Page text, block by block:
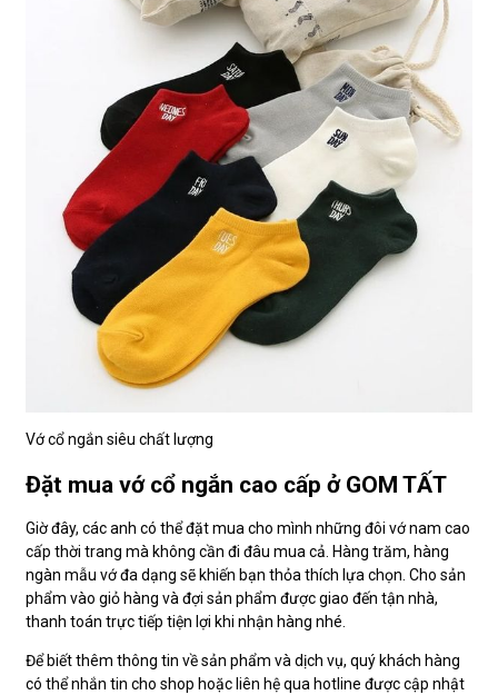
Vớ cổ ngắn siêu chất lượng
Đặt mua vớ cổ ngắn cao cấp ở GOM TẤT
Giờ đây, các anh có thể đặt mua cho mình những đôi vớ nam cao
cấp thời trang mà không cần đi đâu mua cả. Hàng trăm, hàng
ngàn mẫu vớ đa dạng sẽ khiến bạn thỏa thích lựa chọn. Cho sản
phẩm vào giỏ hàng và đợi sản phẩm được giao đến tận nhà,
thanh toán trực tiếp tiện lợi khi nhận hàng nhé.
Để biết thêm thông tin về sản phẩm và dịch vụ, quý khách hàng
có thể nhắn tin cho shop hoặc liên hệ qua hotline được cập nhật